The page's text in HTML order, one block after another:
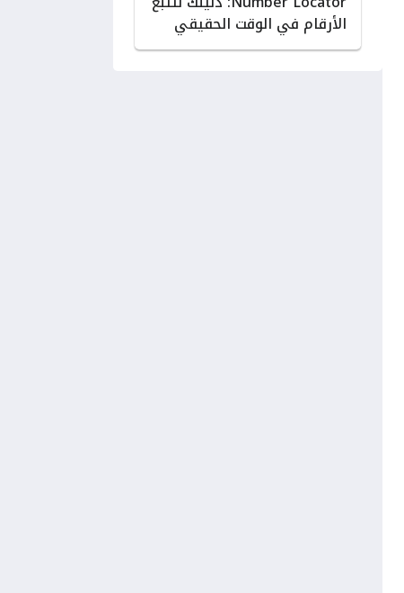
الأرقام في الوقت الحقيقي